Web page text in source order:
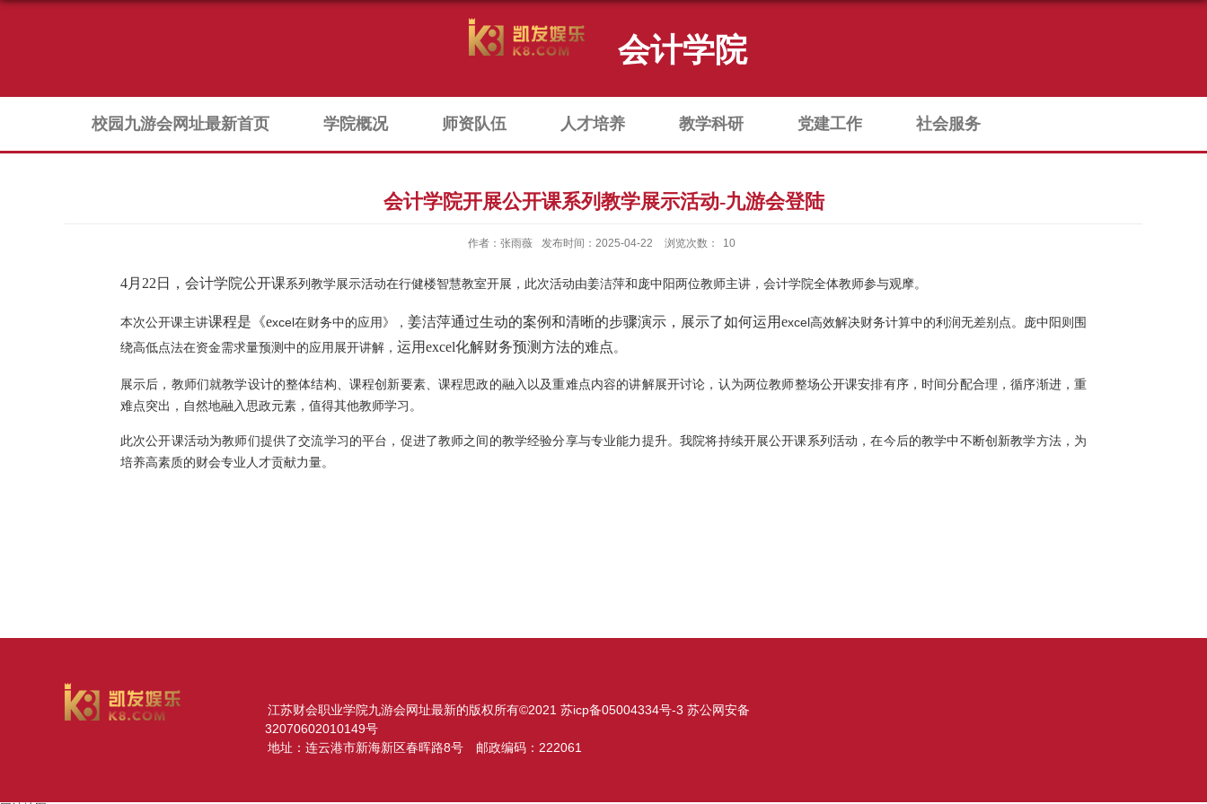
会计学院
校园九游会网址最新首页 学院概况 师资队伍 人才培养 教学科研 党建工作 社会服务
会计学院开展公开课系列教学展示活动-九游会登陆
作者：张雨薇 发布时间：2025-04-22 浏览次数： 10
4月 22 日，会计学院公开课系列教学展示活动在行健楼智慧教室开展 ，此次活动由姜洁萍和庞中阳两位教师主讲，会计学院全体教师参与观摩。
本次公开课主讲课程是《excel在财务中的应用》 ， 姜洁萍通过生动的案例和清晰的步骤演示，展示了如何运用excel高效解决财务计算中的利润无差别点。庞中阳则围
绕高低点法在资金需求量预测中的应用展开讲解， 运用excel化解财务预测方法的难点。
展示后 ， 教师们就教学设计的整体结构、课程创新要素、课程思政的融入 以及重难点内容的讲解展开讨论 ，认为两位教师整场公开课安排有序，时间分配合理，循序渐进，重
难点突出，自然地融入思政元素，值得其他教师学习。
此次公开课活动为教师们提供了交流学习的平台，促进了教师之间的教学经验分享与专业能力提升。我院将持续开展公开课系列活动，在今后的教学中不断创新教学方法，为
培养高素质的财会专业人才贡献力量。
江苏财会职业学院九游会网址最新的版权所有©2021 苏icp备05004334号-3 苏公网安备
32070602010149号
地址：连云港市新海新区春晖路8号 邮政编码：222061